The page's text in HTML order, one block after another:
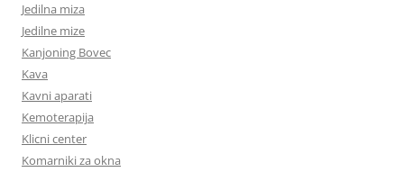
Jedilna miza
Jedilne mize
Kanjoning Bovec
Kava
Kavni aparati
Kemoterapija
Klicni center
Komarniki za okna